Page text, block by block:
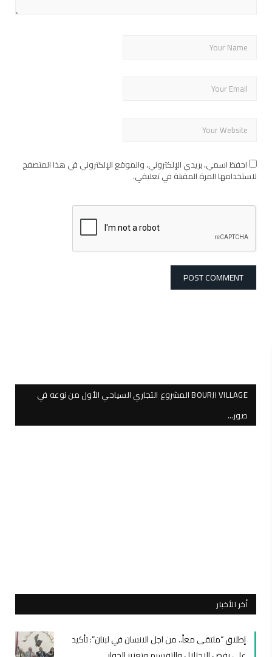
احفظ اسمي، بريدي الإلكتروني، والموقع الإلكتروني في هذا المتصفح
لاستخدامها المرة المقبلة في تعليقي.
BOURJI VILLAGE المشروع التجاري السياحي الأول من نوعه في
صور…
أخر الأخبار
إطلاق “ملتقى معاً.. من اجل الانسان في لبنان”: تأكيد